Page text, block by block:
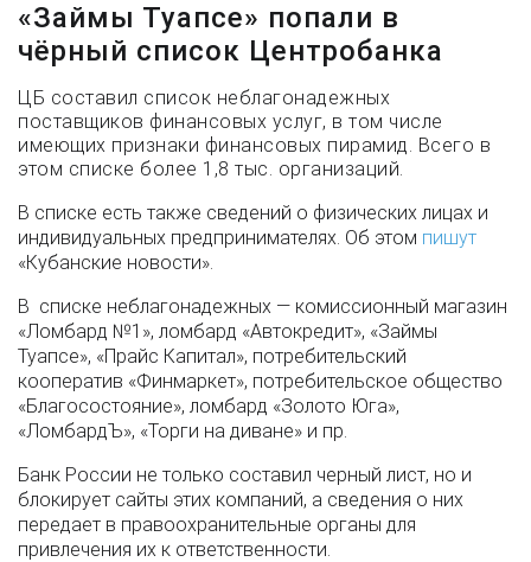
«Займы Туапсе» попали в
чёрный список Центробанка
ЦБ составил список неблагонадежных
поставщиков финансовых услуг, в том числе
имеющих признаки финансовых пирамид. Всего в
этом списке более 1,8 тыс. организаций.
В списке есть также сведений о физических лицах и
индивидуальных предпринимателях. Об этом пишут
«Кубанские новости».
В списке неблагонадежных — комиссионный магазин
«Ломбард №1», ломбард «Автокредит», «Займы
Туапсе», «Прайс Капитал», потребительский
кооператив «Финмаркет», потребительское общество
«Благосостояние», ломбард «Золото Юга»,
«ЛомбардЪ», «Торги на диване» и пр.
Банк России не только составил черный лист, но и
блокирует сайты этих компаний, а сведения о них
передает в правоохранительные органы для
привлечения их к ответственности.